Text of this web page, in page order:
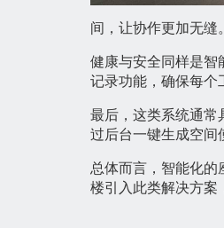
间，让协作更加无缝
健康与安全同样是智
记录功能，确保每个
最后，这类系统通常
过后台一键生成空间
总体而言，智能化的
楼引入此类解决方案